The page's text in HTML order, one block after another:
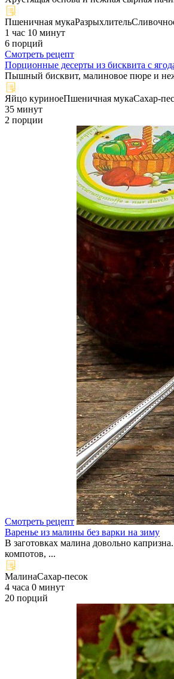
Пшеничная мукаРазрыхлитель
1 час 10 минут
6 порций
Смотреть рецепт
Порционные десерты из бисквита с
Пышный бисквит, малиновое пюре и
Яйцо куриноеПшеничная мукаСахар-
35 минут
2 порции
Смотреть рецепт
Варенье из малины без варки на зиму
В заготовках малина довольно
компотов, ...
МалинаСахар-песок
4 часа 0 минут
20 порций